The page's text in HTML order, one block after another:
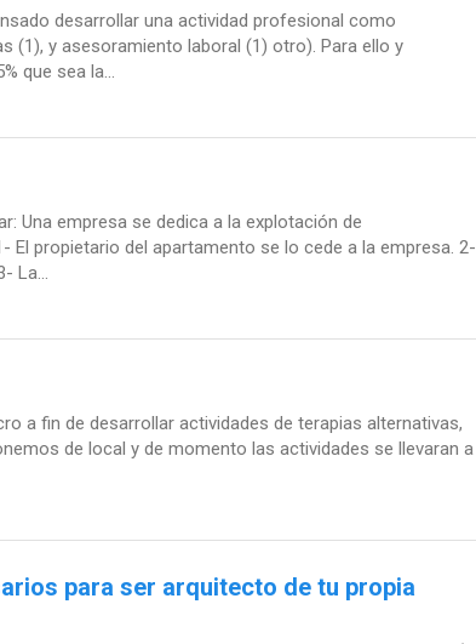
desarrollar una actividad profesional como
(1), y asesoramiento laboral (1) otro). Para ello y
que sea la...
Una empresa se dedica a la explotación de
El propietario del apartamento se lo cede a la empresa. 2-
La...
a fin de desarrollar actividades de terapias alternativas,
de local y de momento las actividades se llevaran a
para ser arquitecto de tu propia